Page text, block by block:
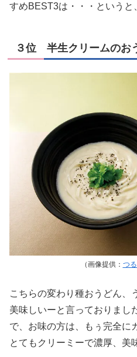
すめBEST3は・・・というと
３位 半生クリームのお
（画像提供： つ
こちらの変わり種おうどん、
美味しいーと言っておりまし
で、お味の方は、もぅ完全に
とてもクリーミーで濃厚、美